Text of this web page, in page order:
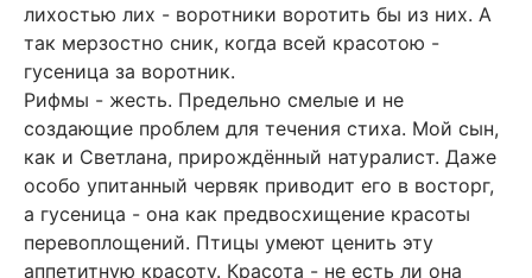
лихостью лих - воротники воротить бы из них. А
так мерзостно сник, когда всей красотою -
гусеница за воротник.
Рифмы - жесть. Предельно смелые и не
создающие проблем для течения стиха. Мой сын,
как и Светлана, прирождённый натуралист. Даже
особо упитанный червяк приводит его в восторг,
а гусеница - она как предвосхищение красоты
перевоплощений. Птицы умеют ценить эту
аппетитную красоту. Красота - не есть ли она